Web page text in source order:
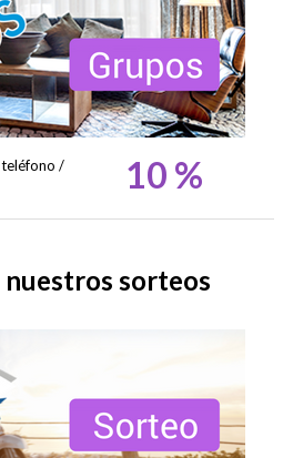
/
10 %
nuestros sorteos